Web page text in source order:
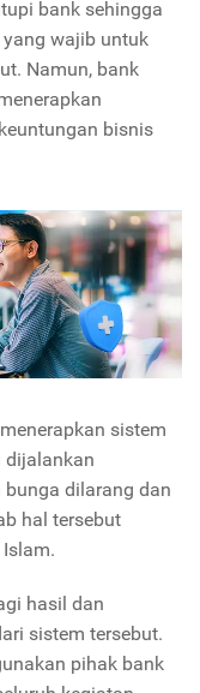
bank sehingga
wajib untuk
Namun, bank
bisnis
sistem
dijalankan
bunga dilarang dan
hal tersebut
hasil dan
sistem tersebut.
pihak bank